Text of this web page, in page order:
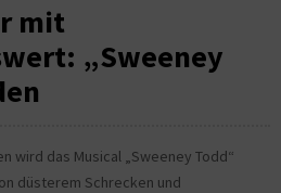
mit
„Sweeney
wird das Musical „Sweeney Todd“
düsterem Schrecken und